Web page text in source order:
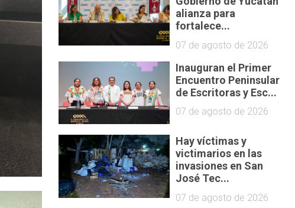
alianza para
fortalece...
07 de agosto de 2026
Inauguran el Primer
Encuentro Peninsular
de Escritoras y Esc...
07 de agosto de 2026
Hay víctimas y
victimarios en las
invasiones en San
José Tec...
07 de agosto de 2026